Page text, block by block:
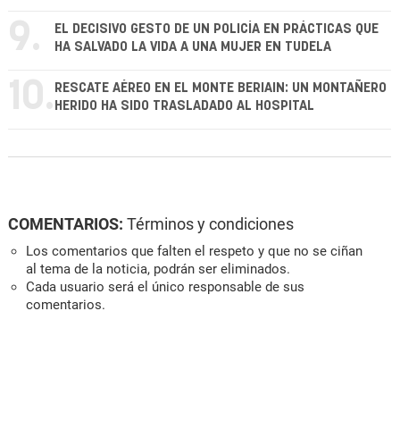
9.
EL DECISIVO GESTO DE UN POLICÍA EN PRÁCTICAS QUE
HA SALVADO LA VIDA A UNA MUJER EN TUDELA
10. RESCATE AÉREO EN EL MONTE BERIAIN: UN MONTAÑERO
HERIDO HA SIDO TRASLADADO AL HOSPITAL
COMENTARIOS: Términos y condiciones
Los comentarios que falten el respeto y que no se ciñan
al tema de la noticia, podrán ser eliminados.
Cada usuario será el único responsable de sus
comentarios.